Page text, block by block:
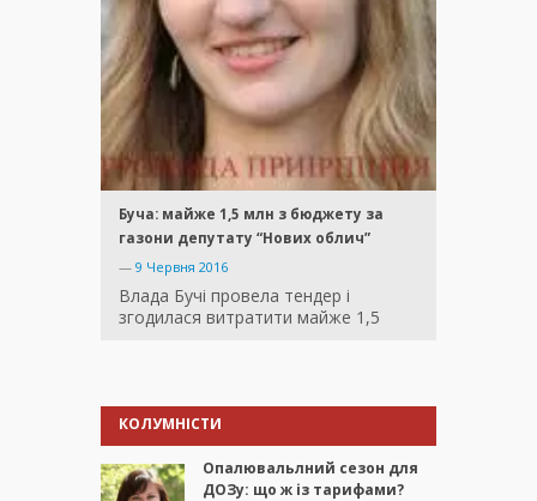
Буча: майже 1,5 млн з бюджету за
газони депутату “Нових облич”
— 9 Червня 2016
Влада Бучі провела тендер і
згодилася витратити майже 1,5
КОЛУМНІСТИ
Опалювальлний сезон для
ДОЗу: що ж із тарифами?